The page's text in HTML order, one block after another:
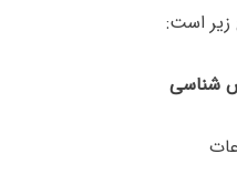
است:
شناسی